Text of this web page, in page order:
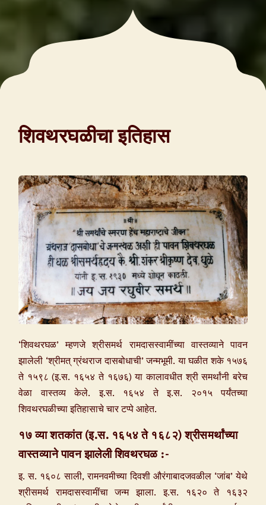
शिवथरघळीचा इतिहास
‘शिवथरघळ’ म्हणजे श्रीसमर्थ रामदासस्वामींच्या वास्तव्याने पावन
झालेली ‘श्रीमत् ग्रंथराज दासबोधाची’ जन्मभूमी. या घळीत शके १५७६
ते १५९८ (इ.स. १६५४ ते १६७६) या कालावधीत श्री समर्थांनी बरेच
वेळा वास्तव्य केले. इ.स. १६५४ ते इ.स. २०१५ पर्यंतच्या
शिवथरघळीच्या इतिहासाचे चार टप्पे आहेत.
१७ व्या शतकांत (इ.स. १६५४ ते १६८२) श्रीसमर्थांच्या
वास्तव्याने पावन झालेली शिवथरघळ :-
इ. स. १६०८ साली, रामनवमीच्या दिवशी औरंगाबादजवळील ‘जांब’ येथे
श्रीसमर्थ रामदासस्वामींचा जन्म झाला. इ.स. १६२० ते १६३२